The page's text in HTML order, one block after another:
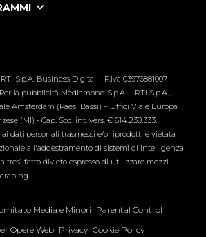
S.p.A. Business Digital – P.Iva 03976881007 –
la pubblicità Mediamond S.p.A. – RTI S.p.A.,
Amsterdam (Paesi Bassi) – Uffici Viale Europa
(MI) - Cap. Soc. int. vers. € 614.238.333.
dati personali trasmessi e/o riprodotti è vietata
all'addestramento di sistemi di intelligenza
fatto divieto espresso di utilizzare mezzi
Media e Minori Parental Control
Opere Web Privacy Cookie Policy